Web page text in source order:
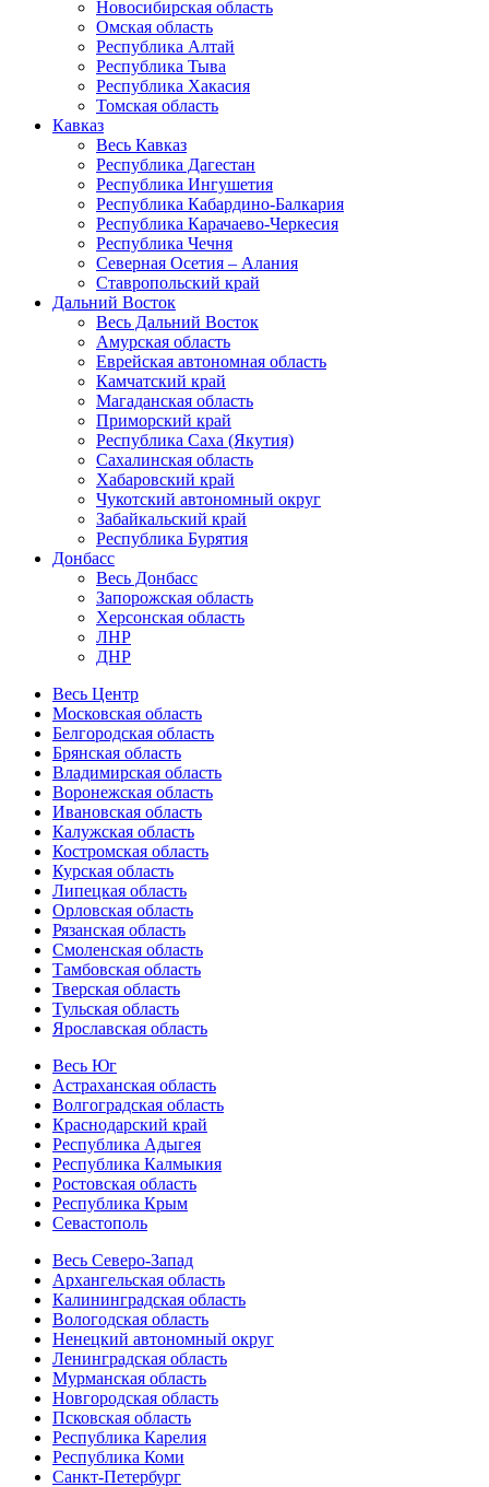
Новосибирская область
Омская область
Республика Алтай
Республика Тыва
Республика Хакасия
Томская область
Кавказ
Весь Кавказ
Республика Дагестан
Республика Ингушетия
Республика Кабардино-Балкария
Республика Карачаево-Черкесия
Республика Чечня
Северная Осетия – Алания
Ставропольский край
Дальний Восток
Весь Дальний Восток
Амурская область
Еврейская автономная область
Камчатский край
Магаданская область
Приморский край
Республика Саха (Якутия)
Сахалинская область
Хабаровский край
Чукотский автономный округ
Забайкальский край
Республика Бурятия
Донбасс
Весь Донбасс
Запорожская область
Херсонская область
ЛНР
ДНР
Весь Центр
Московская область
Белгородская область
Брянская область
Владимирская область
Воронежская область
Ивановская область
Калужская область
Костромская область
Курская область
Липецкая область
Орловская область
Рязанская область
Смоленская область
Тамбовская область
Тверская область
Тульская область
Ярославская область
Весь Юг
Астраханская область
Волгоградская область
Краснодарский край
Республика Адыгея
Республика Калмыкия
Ростовская область
Республика Крым
Севастополь
Весь Северо-Запад
Архангельская область
Калининградская область
Вологодская область
Ненецкий автономный округ
Ленинградская область
Мурманская область
Новгородская область
Псковская область
Республика Карелия
Республика Коми
Санкт-Петербург